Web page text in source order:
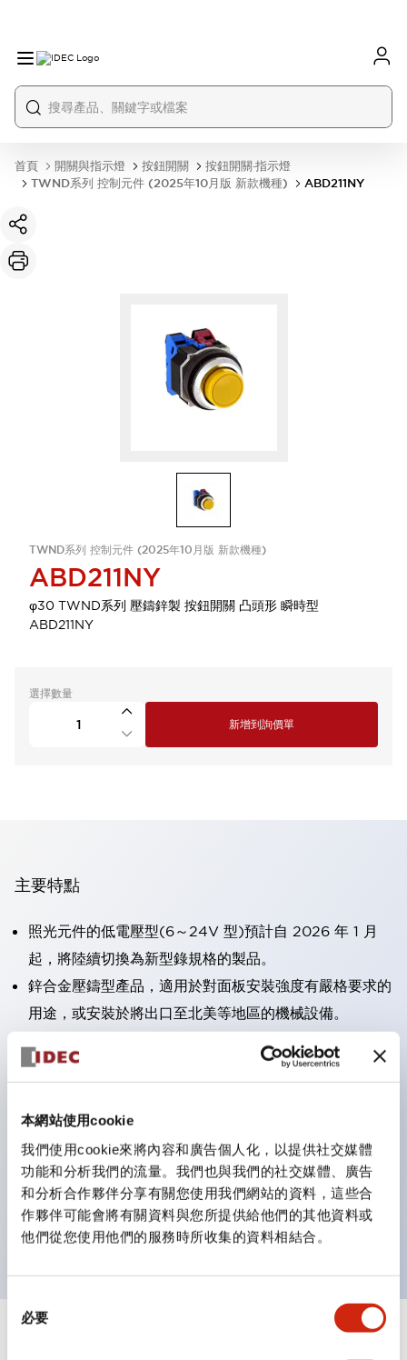
本網站使用cookie
我們使用cookie來將內容和廣告個人化，以提供社交媒體
功能和分析我們的流量。我們也與我們的社交媒體、廣告
和分析合作夥伴分享有關您使用我們網站的資料，這些合
作夥伴可能會將有關資料與您所提供給他們的其他資料或
他們從您使用他們的服務時所收集的資料相結合。
必要
首頁 開關與指示燈 按鈕開關
按鈕開關·指示燈
TWND系列 控制元件 (2025年10月版 新款機種)
ABD211NY
TWND系列 控制元件 (2025年10月版 新款機種)
ABD211NY
φ30 TWND系列 壓鑄鋅製 按鈕開關 凸頭形 瞬時型
ABD211NY
選擇數量
新增到詢價單
主要特點
照光元件的低電壓型(6～24V 型)預計自 2026 年 1 月
起，將陸續切換為新型錄規格的製品。
鋅合金壓鑄型產品，適用於對面板安裝強度有嚴格要求的
用途，或安裝於將出口至北美等地區的機械設備。
採用HW-U 型接點塊，該接點塊具備手指保護結構、螺
絲彈升端子構造且對應IP20 保護等級 。
壓最高可支援至 240V。
一顆 LED 燈泡即可呈現六種顏色（LSRD 燈泡）。以往
需分色管理的 LED 燈泡，如今可用單一顆燈泡呈現多種
顏色。
主要機種已通過UL和CSA認證，並符合EN標準。